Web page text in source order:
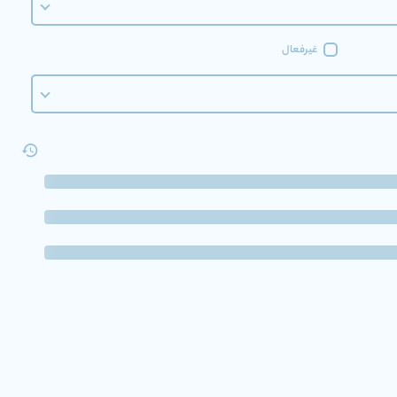
غیرفعال